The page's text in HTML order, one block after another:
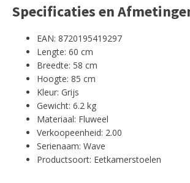
Specificaties en
EAN: 8720195419297
Lengte: 60 cm
Breedte: 58 cm
Hoogte: 85 cm
Kleur: Grijs
Gewicht: 6.2 kg
Materiaal: Fluweel
Verkoopeenheid: 2.00
Serienaam: Wave
Productsoort: Eetkamerstoelen